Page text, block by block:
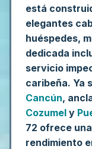
está
elegantes
huéspedes,
dedicada
servicio
caribeña. Ya
Cancún,
Cozumel y
72 ofrece
rendimiento